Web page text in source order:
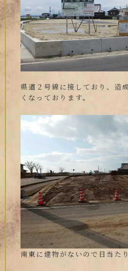
県道２号線に接しており、造
くなっております。
南東に建物がないので日当た